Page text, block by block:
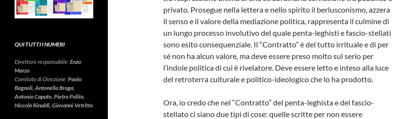
privato. Prosegue nella lettera e nello spirito il berlusconismo, azzera
il senso e il valore della mediazione politica, rappresenta il culmine di
un lungo processo involutivo del quale penta-leghisti e fascio-stellati
sono esito consequenziale. Il “Contratto” è del tutto irrituale e di per
sé non ha alcun valore, ma deve essere preso molto sul serio per
l’indole politica di cui è rivelatore. Deve essere letto e inteso alla luce
del retroterra culturale e politico-ideologico che lo ha prodotto.
Ora, io credo che nel “Contratto” del penta-leghista e del fascio-
stellato ci siano due tipi di cose: quelle scritte per non essere
QUI TUTTI I NUMERI
Direttore responsabile:Enzo
Marzo
Comitato di Direzione:Paolo
Bagnoli, Antonella Braga,
Antonio Caputo, Pietro Polito,
Niccolò Rinaldi, Giovanni Vetritto